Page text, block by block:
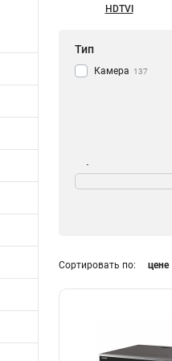
HDTVI
Тип
Камера 137
Объем памяти
8Тб 23
Мощность
45вт 1
Сортировать по: цене